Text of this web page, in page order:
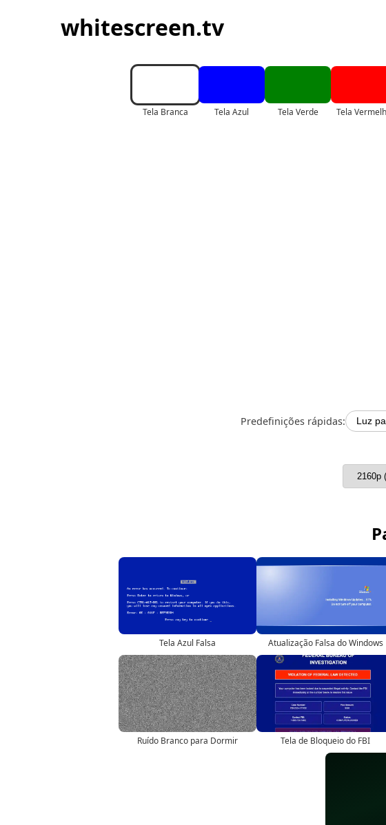
whitescreen.tv
Tela Branca Tela Azul Tela Verde Tela
Predefinições rápidas: Luz
Tela Azul Falsa Atualização Falsa do Windows
Ruído Branco para Dormir Tela de Bloqueio do FBI